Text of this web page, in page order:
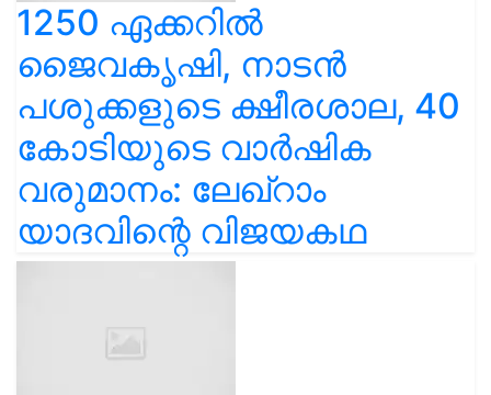
1250 ഏക്കറിൽ
ജൈവകൃഷി, നാടൻ
പശുക്കളുടെ ക്ഷീരശാല, 40
കോടിയുടെ വാർഷിക
വരുമാനം: ലേഖ്‌റാം
യാദവിന്റെ വിജയകഥ